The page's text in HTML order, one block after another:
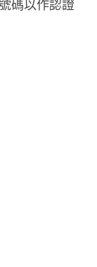
碼以作認證